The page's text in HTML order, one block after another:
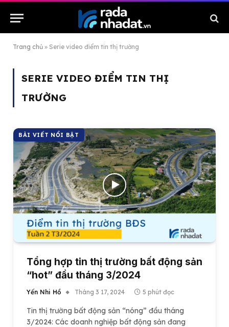
Trang chủ » Serie video điểm tin thị trường
SERIE VIDEO ĐIỂM TIN THỊ
TRƯỜNG
BÀI VIẾT NỔI BẬT
Tổng hợp tin thị trường bất động sản
“hot” đầu tháng 3/2024
Yến Nhi Hồ Tháng 3 17, 2024 5 phút đọc
Tin thị trường bất động sản “nóng” đầu tháng
3/2024: Các doanh nghiệp bất động sản đang